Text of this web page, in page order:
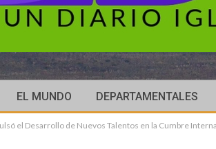
EL MUNDO DEPARTAMENTALES
el Desarrollo de Nuevos Talentos en la Cumbre